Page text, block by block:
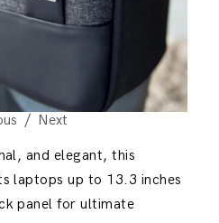
Next
and elegant, this
laptops up to 13.3 inches
panel for ultimate